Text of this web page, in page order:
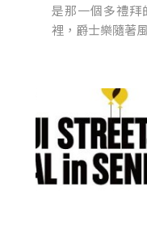
是那一個多禮拜
裡，爵士樂隨著